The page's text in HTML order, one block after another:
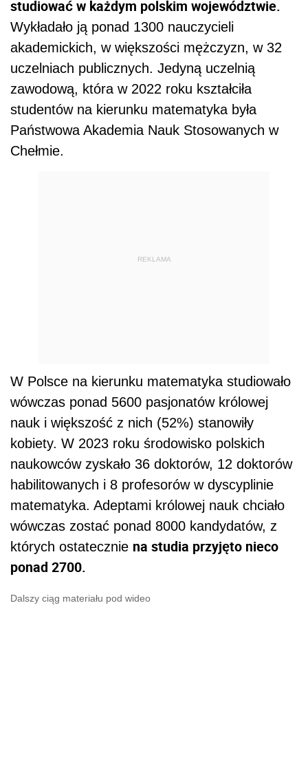
studiować w każdym polskim województwie.
Wykładało ją ponad 1300 nauczycieli
akademickich, w większości mężczyzn, w 32
uczelniach publicznych. Jedyną uczelnią
zawodową, która w 2022 roku kształciła
studentów na kierunku matematyka była
Państwowa Akademia Nauk Stosowanych w
Chełmie.
REKLAMA
W Polsce na kierunku matematyka studiowało
wówczas ponad 5600 pasjonatów królowej
nauk i większość z nich (52%) stanowiły
kobiety. W 2023 roku środowisko polskich
naukowców zyskało 36 doktorów, 12 doktorów
habilitowanych i 8 profesorów w dyscyplinie
matematyka. Adeptami królowej nauk chciało
wówczas zostać ponad 8000 kandydatów, z
których ostatecznie na studia przyjęto nieco
ponad 2700.
Dalszy ciąg materiału pod wideo